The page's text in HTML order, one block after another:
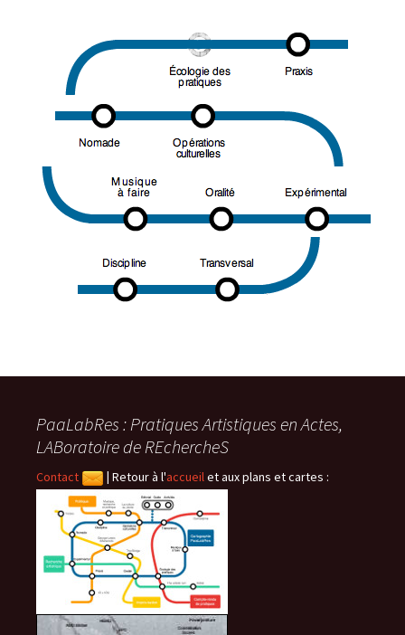
PaaLabRes : Pratiques Artistiques en Actes,
LABoratoire de REchercheS
Contact | Retour à l'accueilet aux plans et cartes :